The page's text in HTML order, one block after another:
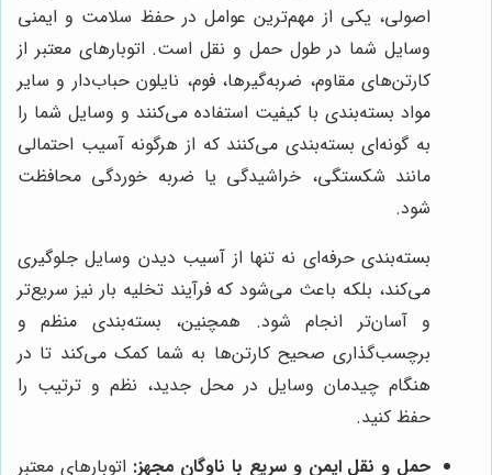
اصولی، یکی از مهم‌ترین عوامل در حفظ سلامت و ایمنی
وسایل شما در طول حمل و نقل است. اتوبارهای معتبر از
کارتن‌های مقاوم، ضربه‌گیرها، فوم، نایلون حباب‌دار و سایر
مواد بسته‌بندی با کیفیت استفاده می‌کنند و وسایل شما را
به گونه‌ای بسته‌بندی می‌کنند که از هرگونه آسیب احتمالی
مانند شکستگی، خراشیدگی یا ضربه خوردگی محافظت
شود.
بسته‌بندی حرفه‌ای نه تنها از آسیب دیدن وسایل جلوگیری
می‌کند، بلکه باعث می‌شود که فرآیند تخلیه بار نیز سریع‌تر
و آسان‌تر انجام شود. همچنین، بسته‌بندی منظم و
برچسب‌گذاری صحیح کارتن‌ها به شما کمک می‌کند تا در
هنگام چیدمان وسایل در محل جدید، نظم و ترتیب را
حفظ کنید.
حمل و نقل ایمن و سریع با ناوگان مجهز: اتوبارهای معتبر